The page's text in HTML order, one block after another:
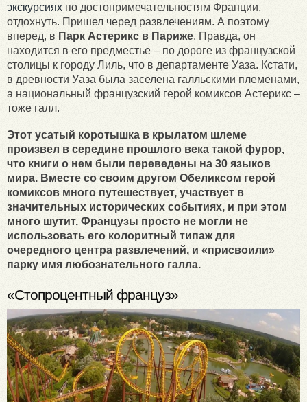
экскурсиях по достопримечательностям Франции,
отдохнуть. Пришел черед развлечениям. А поэтому
вперед, в Парк Астерикс в Париже. Правда, он
находится в его предместье – по дороге из французской
столицы к городу Лиль, что в департаменте Уаза. Кстати,
в древности Уаза была заселена галльскими племенами,
а национальный французский герой комиксов Астерикс –
тоже галл.
Этот усатый коротышка в крылатом шлеме
произвел в середине прошлого века такой фурор,
что книги о нем были переведены на 30 языков
мира. Вместе со своим другом Обеликсом герой
комиксов много путешествует, участвует в
значительных исторических событиях, и при этом
много шутит. Французы просто не могли не
использовать его колоритный типаж для
очередного центра развлечений, и «присвоили»
парку имя любознательного галла.
«Стопроцентный француз»